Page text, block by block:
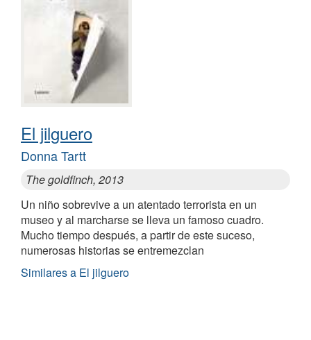
El jilguero
Donna Tartt
The goldfinch, 2013
Un niño sobrevive a un atentado terrorista en un
museo y al marcharse se lleva un famoso cuadro.
Mucho tiempo después, a partir de este suceso,
numerosas historias se entremezclan
Similares a El jilguero